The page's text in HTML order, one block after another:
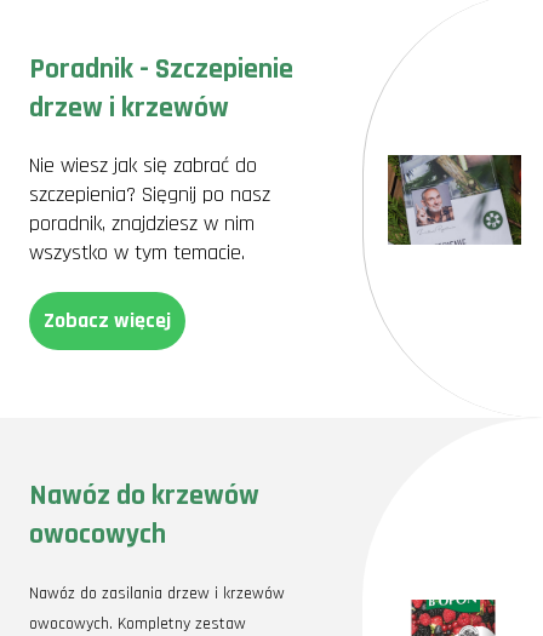
Poradnik - Szczepienie
drzew i krzewów
Nie wiesz jak się zabrać do
szczepienia? Sięgnij po nasz
poradnik, znajdziesz w nim
wszystko w tym temacie.
Zobacz więcej
Nawóz do krzewów
owocowych
Nawóz do zasilania drzew i krzewów
owocowych. Kompletny zestaw